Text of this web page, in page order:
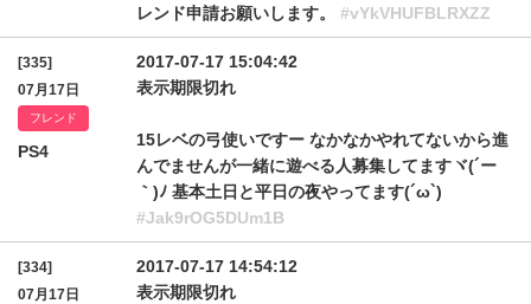
レンド申請お願いします。 #vYkVHUFBLRXZZ
[335]
07月17日
フレンド
PS4
2017-07-17 15:04:42
表示期限切れ
15レベの弓使いですー なかなかやれてないから進
んでませんが一緒に遊べる人募集してますヾ(´ー
｀)ﾉ 基本土日と平日の夜やってます(´ω`)
#Jak9rOG5DUm1B
[334]
07月17日
2017-07-17 14:54:12
表示期限切れ